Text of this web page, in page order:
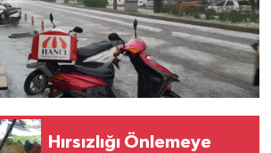
Hırsızlığı Önlemeye